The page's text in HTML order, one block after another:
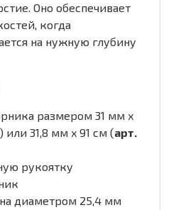
Оно обеспечивает
когда
на нужную глубину
размером 31 мм x
) или 31,8 мм x 91 см (арт.
рукоятку
диаметром 25,4 мм